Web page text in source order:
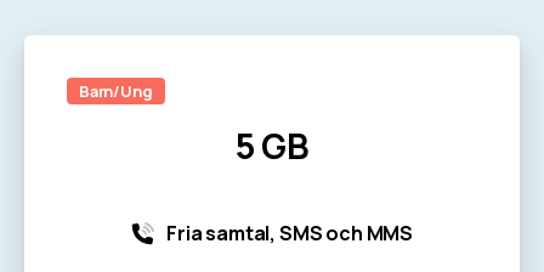
Barn/Ung
5 GB
Fria samtal, SMS och MMS